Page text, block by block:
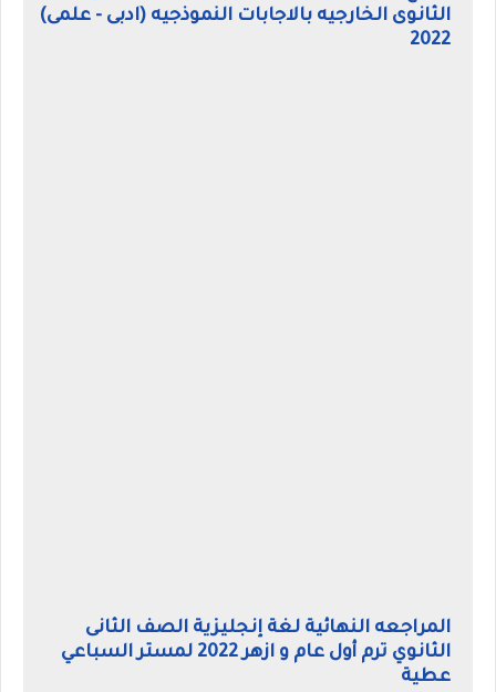
الثانوى الخارجيه بالاجابات النموذجيه (ادبى - علمى)
2022
المراجعه النهائية لغة إنجليزية الصف الثانى
الثانوي ترم أول عام و ازهر 2022 لمستر السباعي
عطية